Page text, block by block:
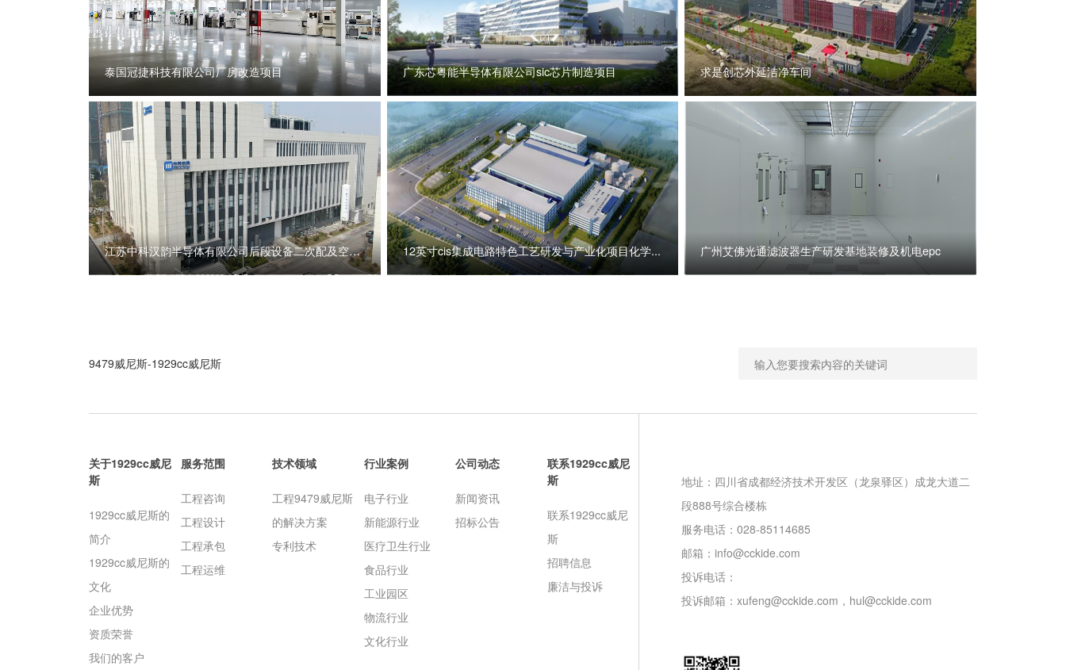
泰国冠捷科技有限公司厂房改造项目 广东芯粤能半导体有限公司sic芯片制造项目 求是创芯外延洁净车间
江苏中科汉韵半导体有限公司后段设备二次配及空间
扩充...
12英寸cis集成电路特色工艺研发与产业化项目化学... 广州艾佛光通滤波器生产研发基地装修及机电epc
9479威尼斯-1929cc威尼斯
关于1929cc威尼
斯
1929cc威尼斯的
简介
1929cc威尼斯的
文化
企业优势
资质荣誉
我们的客户
服务范围
工程咨询
工程设计
工程承包
工程运维
技术领域
工程9479威尼斯
的解决方案
专利技术
行业案例
电子行业
新能源行业
医疗卫生行业
食品行业
工业园区
物流行业
文化行业
公司动态
新闻资讯
招标公告
联系1929cc威尼
斯
联系1929cc威尼
斯
招聘信息
廉洁与投诉
地址：四川省成都经济技术开发区（龙泉驿区）成龙大道二
段888号综合楼栋
服务电话：028-85114685
邮箱： info@cckide.com
投诉电话：
投诉邮箱： xufeng@cckide.com ， hul@cckide.com